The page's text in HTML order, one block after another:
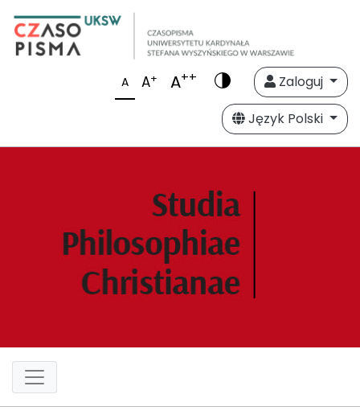
A A+ A++
Zaloguj
Język Polski